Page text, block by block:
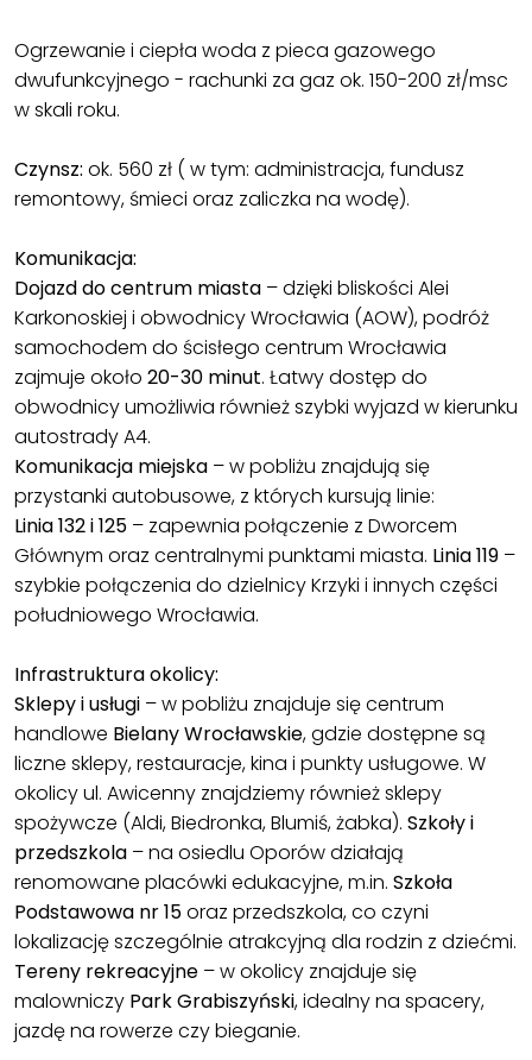
Ogrzewanie i ciepła woda z pieca gazowego
dwufunkcyjnego - rachunki za gaz ok. 150-200 zł/msc
w skali roku.
Czynsz: ok. 560 zł ( w tym: administracja, fundusz
remontowy, śmieci oraz zaliczka na wodę).
Komunikacja:
Dojazd do centrum miasta – dzięki bliskości Alei
Karkonoskiej i obwodnicy Wrocławia (AOW), podróż
samochodem do ścisłego centrum Wrocławia
zajmuje około 20-30 minut. Łatwy dostęp do
obwodnicy umożliwia również szybki wyjazd w kierunku
autostrady A4.
Komunikacja miejska – w pobliżu znajdują się
przystanki autobusowe, z których kursują linie:
Linia 132 i 125 – zapewnia połączenie z Dworcem
Głównym oraz centralnymi punktami miasta. Linia119 –
szybkie połączenia do dzielnicy Krzyki i innych części
południowego Wrocławia.
Infrastruktura okolicy:
Sklepy i usługi – w pobliżu znajduje się centrum
handlowe Bielany Wrocławskie, gdzie dostępne są
liczne sklepy, restauracje, kina i punkty usługowe. W
okolicy ul. Awicenny znajdziemy również sklepy
spożywcze (Aldi, Biedronka, Blumiś, żabka). Szkoły i
przedszkola – na osiedlu Oporów działają
renomowane placówki edukacyjne, m.in. Szkoła
Podstawowa nr 15oraz przedszkola, co czyni
lokalizację szczególnie atrakcyjną dla rodzin z dziećmi.
Tereny rekreacyjne – w okolicy znajduje się
malowniczy Park Grabiszyński, idealny na spacery,
jazdę na rowerze czy bieganie.